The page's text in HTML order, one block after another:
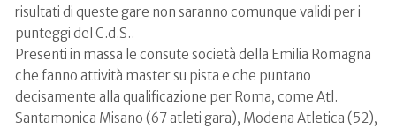
risultati di queste gare non saranno comunque validi per i
punteggi del C.d.S..
Presenti in massa le consute società della Emilia Romagna
che fanno attività master su pista e che puntano
decisamente alla qualificazione per Roma, come Atl.
Santamonica Misano (67 atleti gara), Modena Atletica (52),